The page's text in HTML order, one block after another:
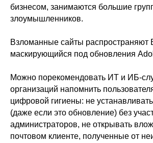
бизнесом, занимаются большие
злоумышленников.
Взломанные сайты распространяют
маскирующийся под обновления
Можно порекомендовать ИТ и ИБ-
организаций напомнить
цифровой гигиены: не
(даже если это обновление) без
администраторов, не открывать
почтовом клиенте, полученные от